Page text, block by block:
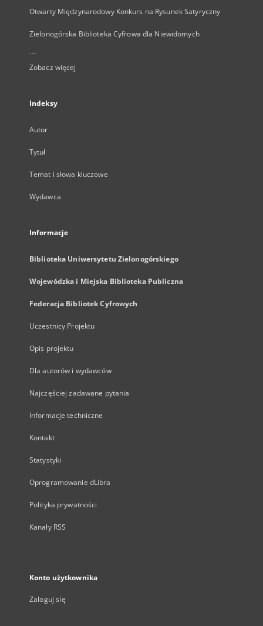
Otwarty Międzynarodowy Konkurs na Rysunek Satyryczny
Zielonogórska Biblioteka Cyfrowa dla Niewidomych
...
Zobacz więcej
Indeksy
Autor
Tytuł
Temat i słowa kluczowe
Wydawca
Informacje
Biblioteka Uniwersytetu Zielonogórskiego
Wojewódzka i Miejska Biblioteka Publiczna
Federacja Bibliotek Cyfrowych
Uczestnicy Projektu
Opis projektu
Dla autorów i wydawców
Najczęściej zadawane pytania
Informacje techniczne
Kontakt
Statystyki
Oprogramowanie dLibra
Polityka prywatności
Kanały RSS
Konto użytkownika
Zaloguj się